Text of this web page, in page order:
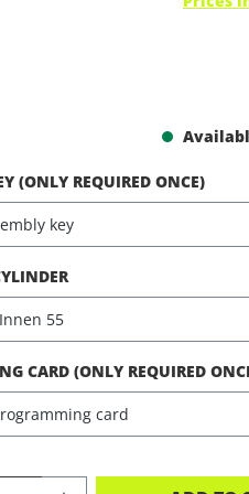
(ONLY REQUIRED ONCE)
CARD (ONLY REQUIRED